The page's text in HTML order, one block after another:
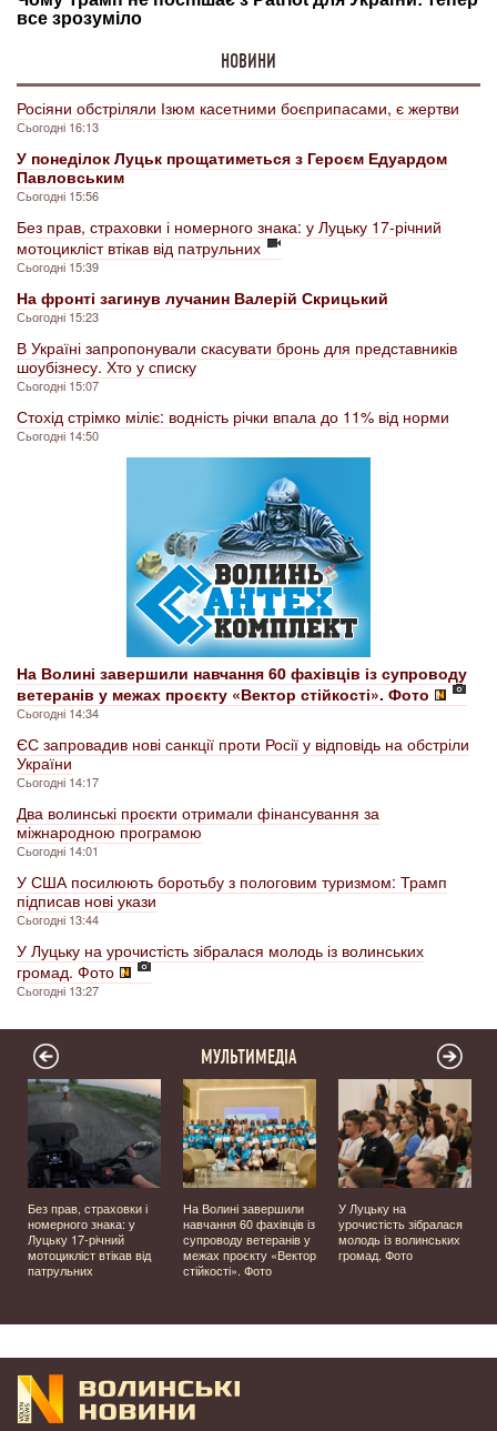
НОВИНИ
Росіяни обстріляли Ізюм касетними боєприпасами, є жертви
Сьогодні 16:13
У понеділок Луцьк прощатиметься з Героєм Едуардом
Павловським
Сьогодні 15:56
Без прав, страховки і номерного знака: у Луцьку 17-річний
мотоцикліст втікав від патрульних
Сьогодні 15:39
На фронті загинув лучанин Валерій Скрицький
Сьогодні 15:23
В Україні запропонували скасувати бронь для представників
шоубізнесу. Хто у списку
Сьогодні 15:07
Стохід стрімко міліє: водність річки впала до 11% від норми
Сьогодні 14:50
На Волині завершили навчання 60 фахівців із супроводу
ветеранів у межах проєкту «Вектор стійкості». Фото
Сьогодні 14:34
ЄС запровадив нові санкції проти Росії у відповідь на обстріли
України
Сьогодні 14:17
Два волинські проєкти отримали фінансування за
міжнародною програмою
Сьогодні 14:01
У США посилюють боротьбу з пологовим туризмом: Трамп
підписав нові укази
Сьогодні 13:44
У Луцьку на урочистість зібралася молодь із волинських
громад. Фото
Сьогодні 13:27
МУЛЬТИМЕДІА
Без прав, страховки і
номерного знака: у
Луцьку 17-річний
мотоцикліст втікав від
патрульних
На Волині завершили
навчання 60 фахівців із
супроводу ветеранів у
межах проєкту «Вектор
стійкості». Фото
У Луцьку на
урочистість зібралася
молодь із волинських
громад. Фото